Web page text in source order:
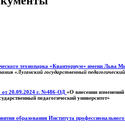
технопарка «Кванториум» имени Льва
«Луганский государственный
20.09.2024 г. №486-ОД «О внесении
педагогический университет»
образования Института